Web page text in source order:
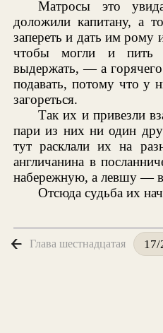
Матросы это
доложили капитану, а
запереть и дать им
чтобы могли и
выдержать, — а
подавать, потому что у
загореться.
Так их и привезли
пари из них ни один
тут расклали их на
англичанина в
набережную, а левшу — в
Отсюда судьба их
Глава шестнадцатая 17/